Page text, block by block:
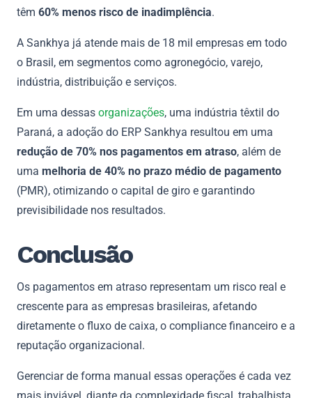
têm 60% menos risco de inadimplência.
A Sankhya já atende mais de 18 mil empresas em todo
o Brasil, em segmentos como agronegócio, varejo,
indústria, distribuição e serviços.
Em uma dessas organizações, uma indústria têxtil do
Paraná, a adoção do ERP Sankhya resultou em uma
redução de 70% nos pagamentos em atraso, além de
uma melhoria de 40% no prazo médio de pagamento
(PMR), otimizando o capital de giro e garantindo
previsibilidade nos resultados.
Conclusão
Os pagamentos em atraso representam um risco real e
crescente para as empresas brasileiras, afetando
diretamente o fluxo de caixa, o compliance financeiro e a
reputação organizacional.
Gerenciar de forma manual essas operações é cada vez